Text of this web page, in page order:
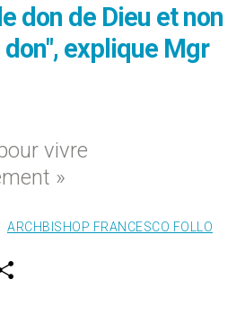
don de Dieu et non
explique Mgr
vivre
»
ARCHBISHOP FRANCESCO FOLLO